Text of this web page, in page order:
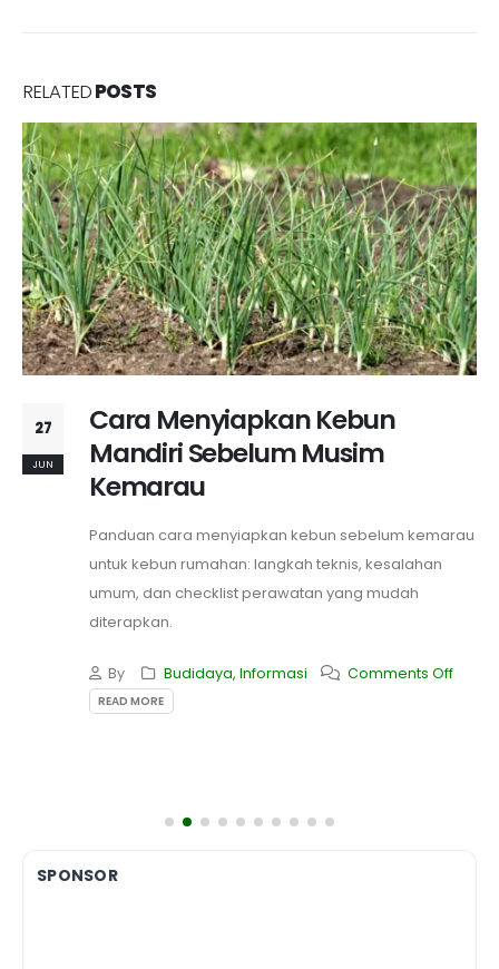
RELATEDPOSTS
27
JUN
Cara Menyiapkan Kebun
Mandiri Sebelum Musim
Kemarau
Panduan cara menyiapkan kebun sebelum kemarau
untuk kebun rumahan: langkah teknis, kesalahan
umum, dan checklist perawatan yang mudah
diterapkan.
By Budidaya, Informasi Comments Off
READ MORE
SPONSOR